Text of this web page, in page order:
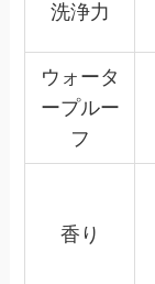
洗浄力
ウォータ
ープルー
フ
香り